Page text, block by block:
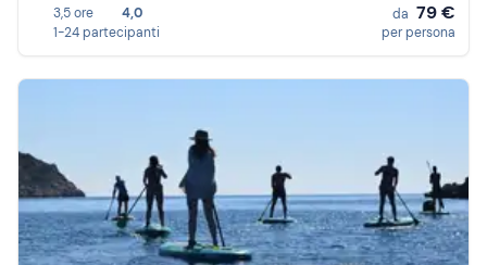
3,5 ore
4,0
1-24 partecipanti
da 79 €
per persona